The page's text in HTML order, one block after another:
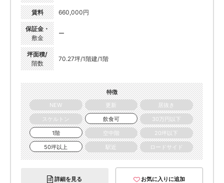
賃料 660,000円
保証金・
敷金
ー
坪面積/
階数
70.27坪/1階建/1階
特徴
NEW
更新
居抜き
スケルトン
飲食可
30万円以下
1階
空中階
20坪以下
50坪以上
駅近 ロードサイド
詳細を見る お気に入りに追加